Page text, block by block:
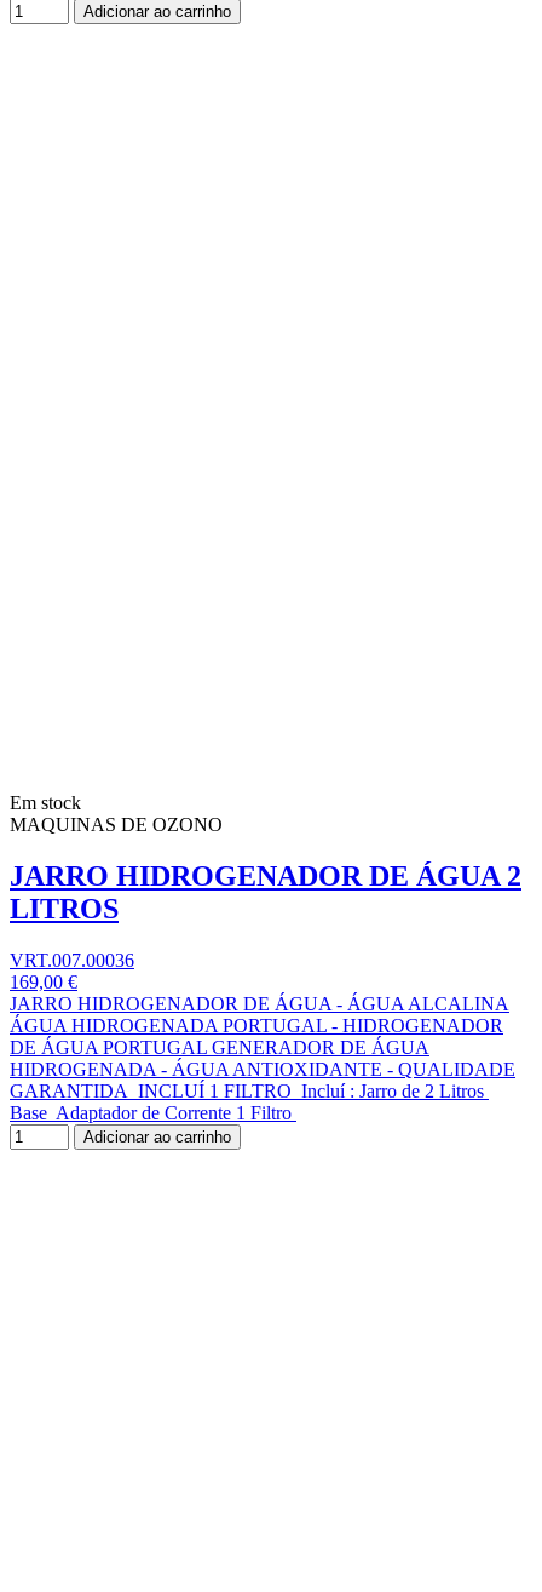
Adicionar ao carrinho
Em stock
MAQUINAS DE OZONO
JARRO HIDROGENADOR DE ÁGUA 2
LITROS
VRT.007.00036
169,00 €
JARRO HIDROGENADOR DE ÁGUA - ÁGUA ALCALINA
ÁGUA HIDROGENADA PORTUGAL - HIDROGENADOR
DE ÁGUA PORTUGAL GENERADOR DE ÁGUA
HIDROGENADA - ÁGUA ANTIOXIDANTE - QUALIDADE
GARANTIDA INCLUÍ 1 FILTRO Incluí : Jarro de 2 Litros
Base Adaptador de Corrente 1 Filtro
Adicionar ao carrinho